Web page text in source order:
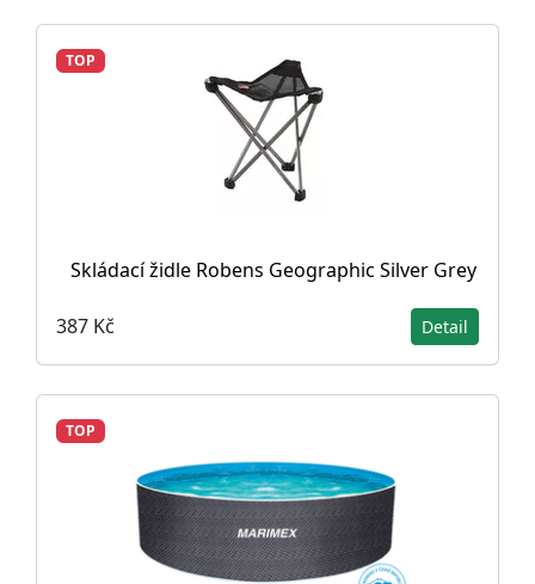
TOP
Skládací židle Robens Geographic Silver Grey
387 Kč Detail
TOP